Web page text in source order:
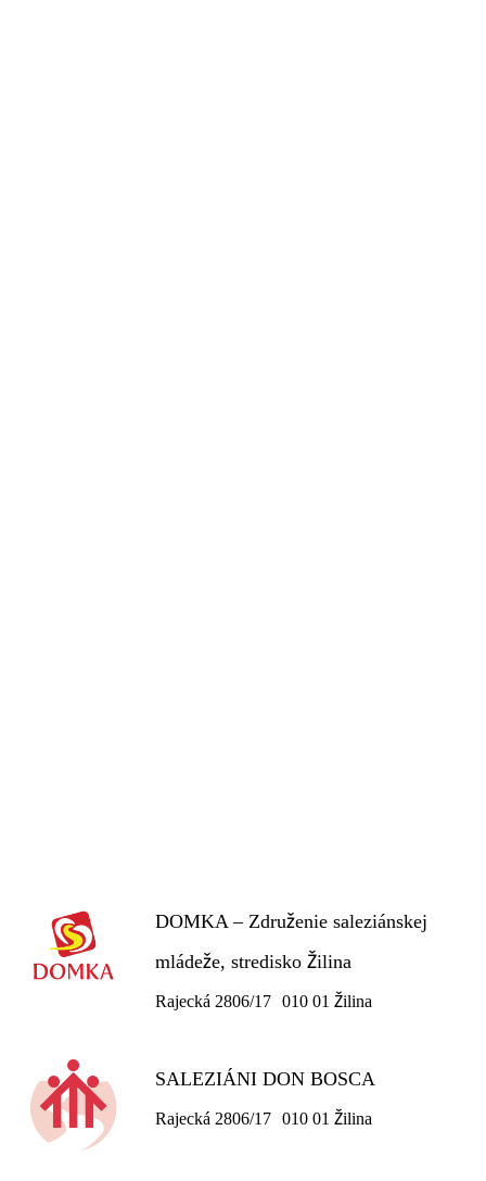
DOMKA – Združenie saleziánskej
mládeže, stredisko Žilina
Rajecká 2806/17 010 01 Žilina
SALEZIÁNI DON BOSCA
Rajecká 2806/17 010 01 Žilina